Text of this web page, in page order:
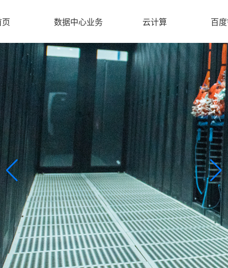
页 数据中心业务 云计算 百